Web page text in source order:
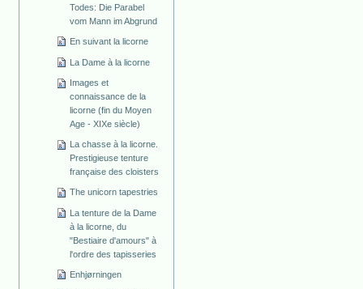
Todes: Die Parabel
vom Mann im Abgrund
En suivant la licorne
La Dame à la licorne
Images et
connaissance de la
licorne (fin du Moyen
Age - XIXe siècle)
La chasse à la licorne.
Prestigieuse tenture
française des cloisters
The unicorn tapestries
La tenture de la Dame
à la licorne, du
"Bestiaire d'amours" à
l'ordre des tapisseries
Enhjørningen